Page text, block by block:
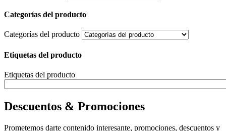
Categorías del producto
Categorías del producto
Etiquetas del producto
Etiquetas del producto
Descuentos & Promociones
Prometemos darte contenido interesante, promociones, descuentos y